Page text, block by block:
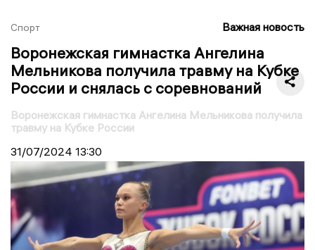
Спорт Важная новость
Воронежская гимнастка Ангелина
Мельникова получила травму на Кубке
России и снялась с соревнований
Воронежская гимнастка Ангелина Мельникова получила
травму на Кубке России
31/07/2024 13:30